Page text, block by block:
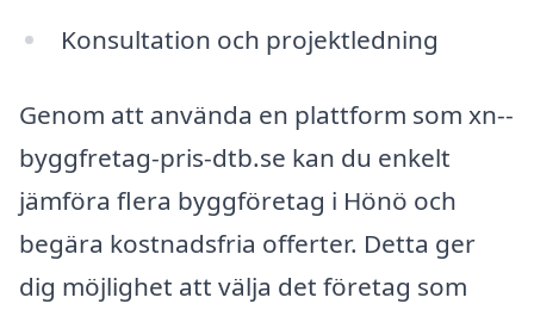
Konsultation och projektledning
Genom att använda en plattform som xn--
byggfretag-pris-dtb.se kan du enkelt
jämföra flera byggföretag i Hönö och
begära kostnadsfria offerter. Detta ger
dig möjlighet att välja det företag som